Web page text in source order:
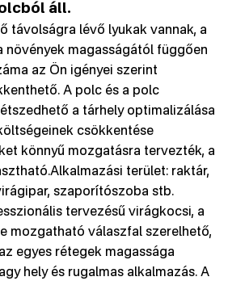
áll.
távolságra lévő lyukak vannak, a
növények magasságától függően
az Ön igényei szerint
A polc és a polc
a tárhely optimalizálása
csökkentése
könnyű mozgatásra tervezték, a
terület: raktár,
szaporítószoba stb.
tervezésű virágkocsi, a
mozgatható válaszfal szerelhető,
egyes rétegek magassága
hely és rugalmas alkalmazás. A